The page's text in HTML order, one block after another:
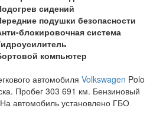
сидений
подушки безопасности
блокировочная система
компьютер
автомобиля Volkswagen Polo
Пробег 303 691 км. Бензиновый
автомобиль установлено ГБО